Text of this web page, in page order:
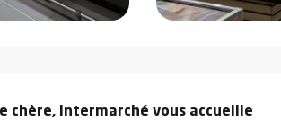
chère, Intermarché vous accueille